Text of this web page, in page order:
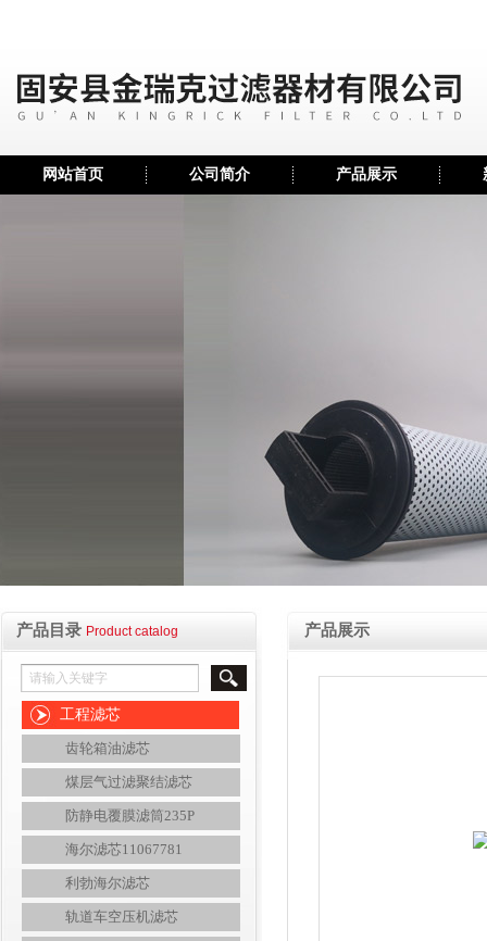
网站首页 公司简介 产品展示
产品目录 Product catalog
工程滤芯
齿轮箱油滤芯
煤层气过滤聚结滤芯
防静电覆膜滤筒235P
海尔滤芯11067781
利勃海尔滤芯
轨道车空压机滤芯
产品展示